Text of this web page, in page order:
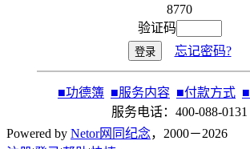
8770
验证码
忘记密码?
■功德簿 ■服务内容 ■付款方式 ■
服务电话：400-088-0131
Powered by Netor网同纪念，2000－2026